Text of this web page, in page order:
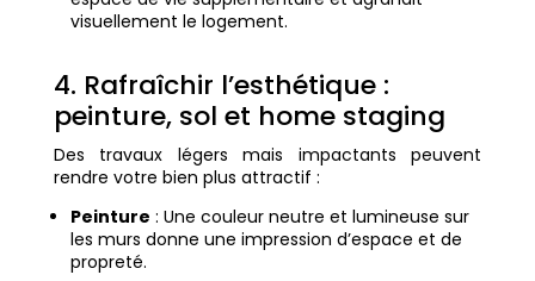
visuellement le logement.
4. Rafraîchir l’esthétique :
peinture, sol et home staging
Des travaux légers mais impactants peuvent
rendre votre bien plus attractif :
Peinture : Une couleur neutre et lumineuse sur
les murs donne une impression d’espace et de
propreté.